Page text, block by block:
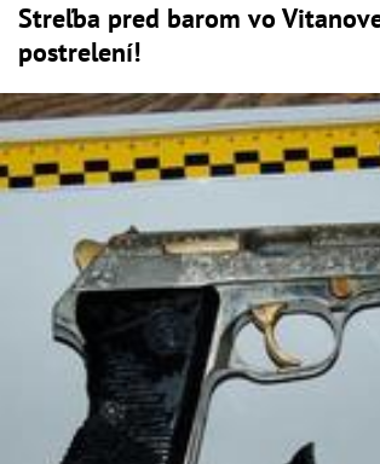
Streľba pred barom vo
postrelení!